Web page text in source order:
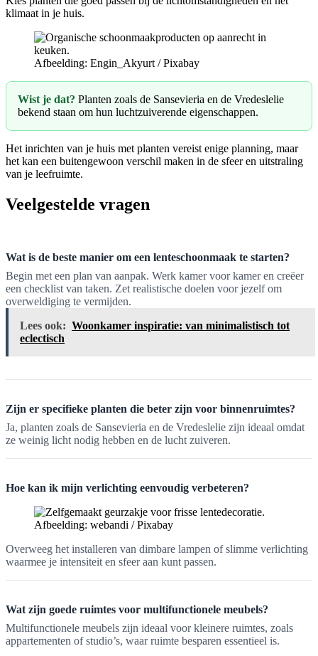
klimaat in je huis.
Afbeelding: Engin_Akyurt / Pixabay
Wist je dat? Planten zoals de Sansevieria en de Vredeslelie
bekend staan om hun luchtzuiverende eigenschappen.
Het inrichten van je huis met planten vereist enige planning, maar
het kan een buitengewoon verschil maken in de sfeer en uitstraling
van je leefruimte.
Veelgestelde vragen
Wat is de beste manier om een lenteschoonmaak te starten?
Begin met een plan van aanpak. Werk kamer voor kamer en creëer
een checklist van taken. Zet realistische doelen voor jezelf om
overweldiging te vermijden.
Lees ook: Woonkamer inspiratie: van minimalistisch tot
eclectisch
Zijn er specifieke planten die beter zijn voor binnenruimtes?
Ja, planten zoals de Sansevieria en de Vredeslelie zijn ideaal omdat
ze weinig licht nodig hebben en de lucht zuiveren.
Hoe kan ik mijn verlichting eenvoudig verbeteren?
Afbeelding: webandi / Pixabay
Overweeg het installeren van dimbare lampen of slimme verlichting
waarmee je intensiteit en sfeer aan kunt passen.
Wat zijn goede ruimtes voor multifunctionele meubels?
Multifunctionele meubels zijn ideaal voor kleinere ruimtes, zoals
appartementen of studio’s, waar ruimte besparen essentieel is.